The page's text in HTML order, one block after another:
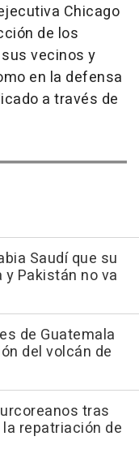
Chicago
de los
vecinos y
en la defensa
a través de
Saudí que su
Pakistán no va
de Guatemala
del volcán de
tras
repatriación de